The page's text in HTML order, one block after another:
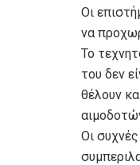
Οι
να
Το
του δεν
θέλουν
Οι